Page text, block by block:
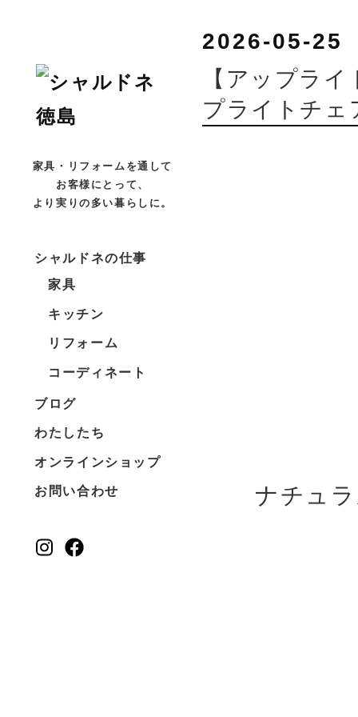
家具・リフォームを通して
お客様にとって、
より実りの多い暮らしに。
シャルドネの仕事
家具
キッチン
リフォーム
コーディネート
ブログ
わたしたち
オンラインショップ
お問い合わせ
2026-05-25
【アップラ
プライトチェ
ナチュ